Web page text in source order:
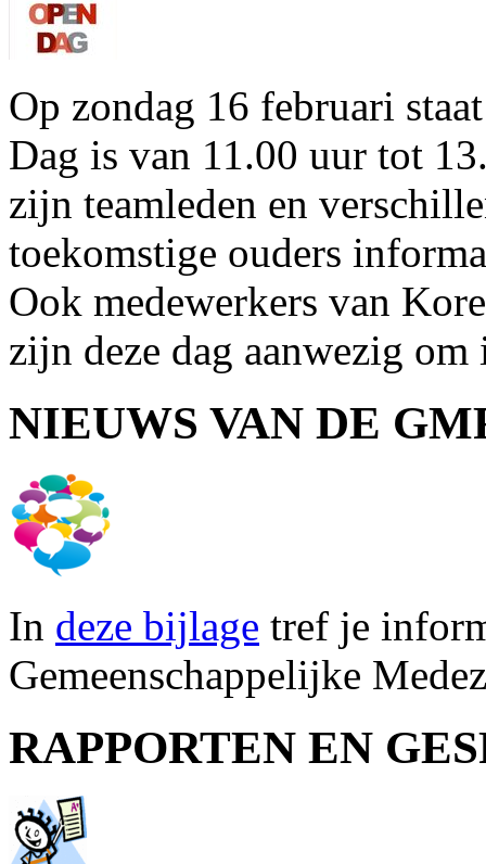
Op zondag 16 februari
Dag is van 11.00 uur tot
zijn teamleden en
toekomstige ouders
Ook medewerkers van
zijn deze dag aanwezig
NIEUWS VAN DE
In deze bijlage tref je
Gemeenschappelijke
RAPPORTEN EN